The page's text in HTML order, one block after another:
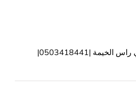
تركيب جبس بورد في راس الخيمة |0503418441|